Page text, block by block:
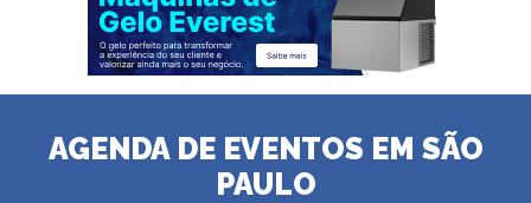
AGENDA DE EVENTOS EM SÃO
PAULO